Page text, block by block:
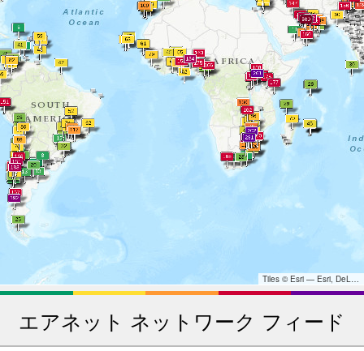
Tiles © Esri — Esri, DeLorme, NAVTEQ, TomTom, Intermap, iPC, USGS, FAO, NPS, NRCAN, GeoBase, Kadaster NL, Ordnance Survey, Esri Japan, METI, Esri China (Hong Kong), and the GIS User Community
エアネット ネットワーク フィード